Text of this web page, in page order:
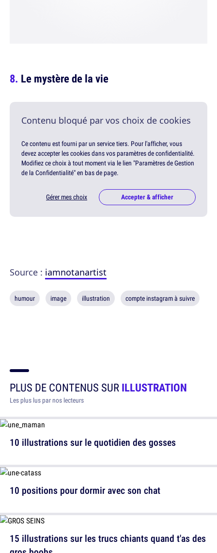
Le mystère de la vie
Contenu bloqué par vos choix de cookies
Ce contenu est fourni par un service tiers. Pour l'afficher, vous
devez accepter les cookies dans vos paramètres de confidentialité.
Modifiez ce choix à tout moment via le lien "Paramètres de Gestion
de la Confidentialité" en bas de page.
Gérer mes choix Accepter & afficher
Source : iamnotanartist
humour image illustration compte instagram à suivre
PLUS DE CONTENUS SURILLUSTRATION
Les plus lus par nos lecteurs
10 illustrations sur le quotidien des gosses
15 illustrations sur les trucs chiants quand t'as des
10 positions pour dormir avec son chat